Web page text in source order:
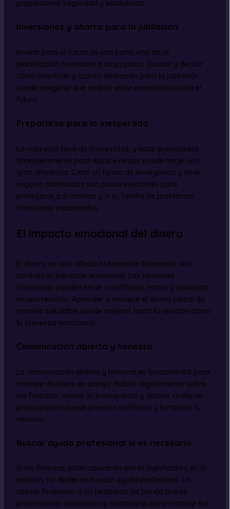
proporcionar seguridad y estabilidad.
Inversiones y ahorro para la jubilación
Invertir para el futuro es una parte vital de la
planificación financiera a largo plazo. Discutir y decidir
cómo invertirán y cuánto ahorrarán para la jubilación
puede asegurar que ambos estén preparados para el
futuro.
Prepararse para lo inesperado
La vida está llena de imprevistos, y estar preparados
financieramente para estos eventos puede hacer una
gran diferencia. Crear un fondo de emergencia y tener
seguros adecuados son pasos esenciales para
protegerse a sí mismos y a su familia de problemas
financieros inesperados.
El impacto emocional del dinero
El dinero no solo afecta tu bienestar financiero, sino
también tu bienestar emocional. Las tensiones
financieras pueden llevar a conflictos, estrés y ansiedad
en una relación. Aprender a manejar el dinero juntos de
manera saludable puede mejorar tanto tu relación como
tu bienestar emocional.
Comunicación abierta y honesta
La comunicación abierta y honesta es fundamental para
manejar el dinero en pareja. Hablar regularmente sobre
tus finanzas, revisar tu presupuesto y discutir cualquier
preocupación puede prevenir conflictos y fortalecer tu
relación.
Buscar ayuda profesional si es necesario
Si las finanzas están causando estrés significativo en tu
relación, no dudes en buscar ayuda profesional. Un
asesor financiero o un terapeuta de pareja puede
proporcionar orientación y estrategias para manejar tus